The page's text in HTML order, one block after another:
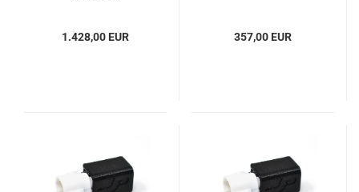
1.428,00 EUR 357,00 EUR